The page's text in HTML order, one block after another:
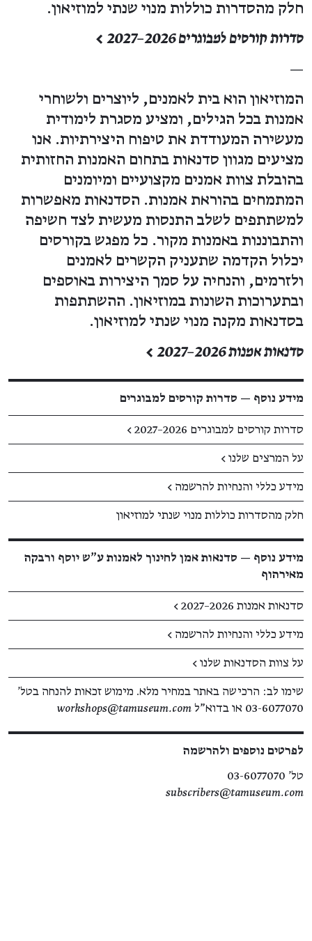
חלק מהסדרות כוללות מנוי שנתי למוזיאון.
סדרות קורסים למבוגרים 2026–2027 >
—
המוזיאון הוא בית לאמנים, ליוצרים ולשוחרי
אמנות בכל הגילים, ומציע מסגרת לימודית
מעשירה המעודדת את טיפוח היצירתיות. אנו
מציעים מגוון סדנאות בתחום האמנות החזותית
בהובלת צוות אמנים מקצועיים ומיומנים
המתמחים בהוראת אמנות. הסדנאות מאפשרות
למשתתפים לשלב התנסות מעשית לצד חשיפה
והתבוננות באמנות מקור. כל מפגש בקורסים
יכלול הקדמה שתעניק הקשרים לאמנים
ולזרמים, והנחיה על סמך היצירות באוספים
ובתערוכות השונות במוזיאון. ההשתתפות
בסדנאות מקנה מנוי שנתי למוזיאון.
סדנאות אמנות 2026–2027 >
מידע נוסף — סדרות קורסים למבוגרים
סדרות קורסים למבוגרים 2026–2027 >
על המרצים שלנו >
מידע כללי והנחיות להרשמה >
חלק מהסדרות כוללות מנוי שנתי למוזיאון
מידע נוסף — סדנאות אמן לחינוך לאמנות ע"ש יוסף ורבקה
מאירהוף
סדנאות אמנות 2026–2027 >
מידע כללי והנחיות להרשמה >
על צוות הסדנאות שלנו >
שימו לב: הרכישה באתר במחיר מלא. מימוש זכאות להנחה בטל'
03-6077070 או בדוא"ל workshops@tamuseum.com
לפרטים נוספים ולהרשמה
טל' 03-6077070
subscribers@tamuseum.com